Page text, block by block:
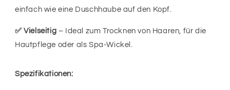
einfach wie eine Duschhaube auf den Kopf.
✅ Vielseitig – Ideal zum Trocknen von Haaren, für die
Hautpflege oder als Spa-Wickel.
Spezifikationen: